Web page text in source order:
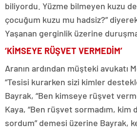
biliyordu. Yüzme bilmeyen kuzu
çocuğum kuzu mu hadsiz?”
Yaşanan gerginlik üzerine
‘KİMSEYE RÜŞVET VERMEDİM’
Aranın ardından müşteki avukatı
“Tesisi kurarken sizi kimler
Bayrak, “Ben kimseye rüşvet
Kaya, “Ben rüşvet sormadım, kim
sordum” demesi üzerine Bayrak,